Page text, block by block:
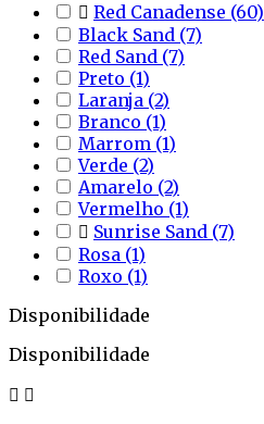
 Red Canadense (60)
Black Sand (7)
Red Sand (7)
Preto (1)
Laranja (2)
Branco (1)
Marrom (1)
Verde (2)
Amarelo (2)
Vermelho (1)
 Sunrise Sand (7)
Rosa (1)
Roxo (1)
Disponibilidade
Disponibilidade
 